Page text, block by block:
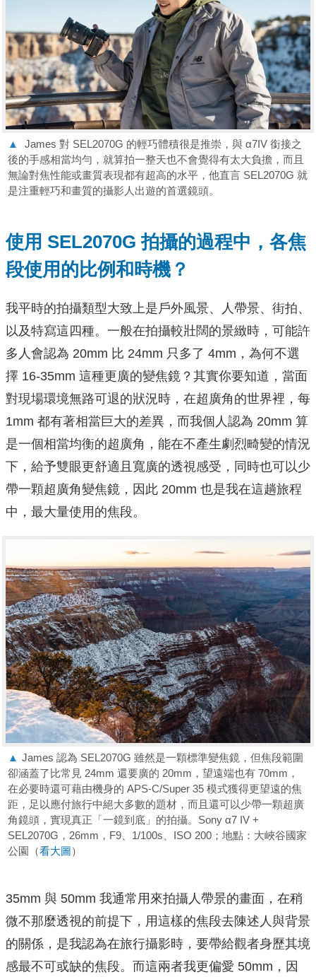
▲
James 對 SEL2070G 的輕巧體積很是推崇，與 α7IV 銜接之
後的手感相當均勻，就算拍一整天也不會覺得有太大負擔，而且
無論對焦性能或畫質表現都有超高的水平，他直言 SEL2070G 就
是注重輕巧和畫質的攝影人出遊的首選鏡頭。
使用 SEL2070G拍攝的過程中，各焦
段使用的比例和時機？
我平時的拍攝類型大致上是戶外風景、人帶景、街拍、
以及特寫這四種。一般在拍攝較壯闊的景緻時，可能許
多人會認為 20mm 比 24mm 只多了 4mm，為何不選
擇 16-35mm 這種更廣的變焦鏡？其實你要知道，當面
對現場環境無路可退的狀況時，在超廣角的世界裡，每
1mm 都有著相當巨大的差異，而我個人認為 20mm 算
是一個相當均衡的超廣角，能在不產生劇烈畸變的情況
下，給予雙眼更舒適且寬廣的透視感受，同時也可以少
帶一顆超廣角變焦鏡，因此 20mm 也是我在這趟旅程
中，最大量使用的焦段。
▲ James 認為 SEL2070G 雖然是一顆標準變焦鏡，但焦段範圍
卻涵蓋了比常見 24mm 還要廣的 20mm，望遠端也有 70mm，
在必要時還可藉由機身的 APS-C/Super 35 模式獲得更望遠的焦
距，足以應付旅行中絕大多數的題材，而且還可以少帶一顆超廣
角鏡頭，實現真正「一鏡到底」的拍攝。Sony α7 IV +
SEL2070G，26mm，F9、1/100s、ISO 200；地點：大峽谷國家
公園（看大圖）
35mm 與 50mm 我通常用來拍攝人帶景的畫面，在稍
微不那麼透視的前提下，用這樣的焦段去陳述人與背景
的關係，是我認為在旅行攝影時，要帶給觀者身歷其境
感最不可或缺的焦段。而這兩者我更偏愛 50mm，因